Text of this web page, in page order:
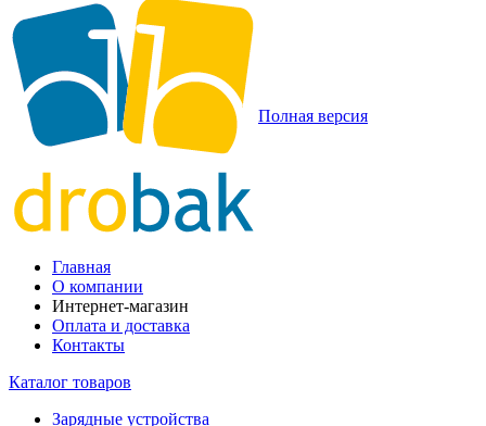
Полная версия
Главная
О компании
Интернет-магазин
Оплата и доставка
Контакты
Каталог товаров
Зарядные устройства